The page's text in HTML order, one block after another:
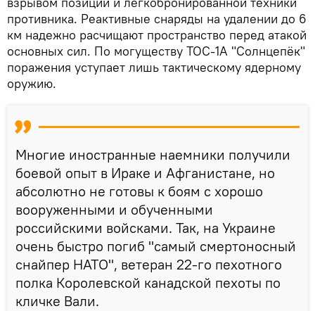
противника. Реактивные снаряды на удалении до 6
км надежно расчищают пространство перед атакой
основных сил. По могуществу ТОС-1А "Солнцепёк"
поражения уступает лишь тактическому ядерному
оружию.
Многие иностранные наемники получили
боевой опыт в Ираке и Афганистане, но
абсолютно не готовы к боям с хорошо
вооруженными и обученными
российскими войсками. Так, на Украине
очень быстро погиб "самый смертоносный
снайпер НАТО", ветеран 22-го пехотного
полка Королевской канадской пехоты по
кличке Вали.